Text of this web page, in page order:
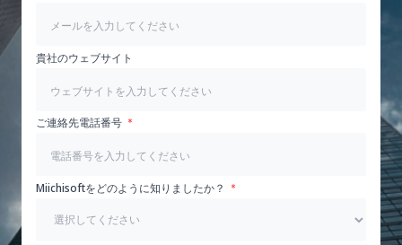
貴社のウェブサイト
ご連絡先電話番号
Miichisoftをどのように知りましたか？